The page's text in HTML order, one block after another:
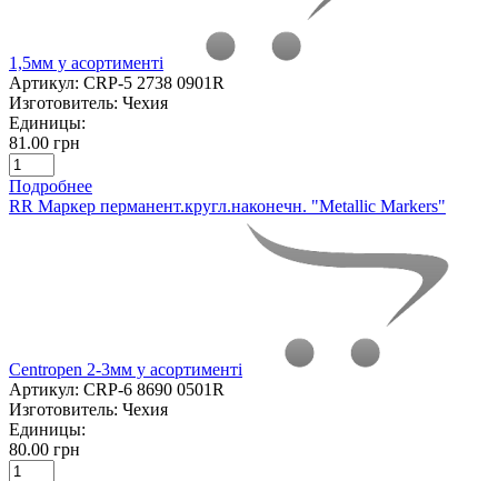
1,5мм у асортименті
Артикул: CRP-5 2738 0901R
Изготовитель: Чехия
Единицы:
81.00 грн
Подробнее
RR Маркер перманент.кругл.наконечн. "Metallic Markers"
Centropen 2-3мм у асортименті
Артикул: CRP-6 8690 0501R
Изготовитель: Чехия
Единицы:
80.00 грн